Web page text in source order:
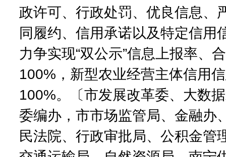
政许可、行政处罚、优良信息、
同履约、信用承诺以及特定信用
力争实现“双公示”信息上报率、
100%，新型农业经营主体信用
100%。〔市发展改革委、大数
委编办，市市场监管局、金融办
民法院、行政审批局、公积金管